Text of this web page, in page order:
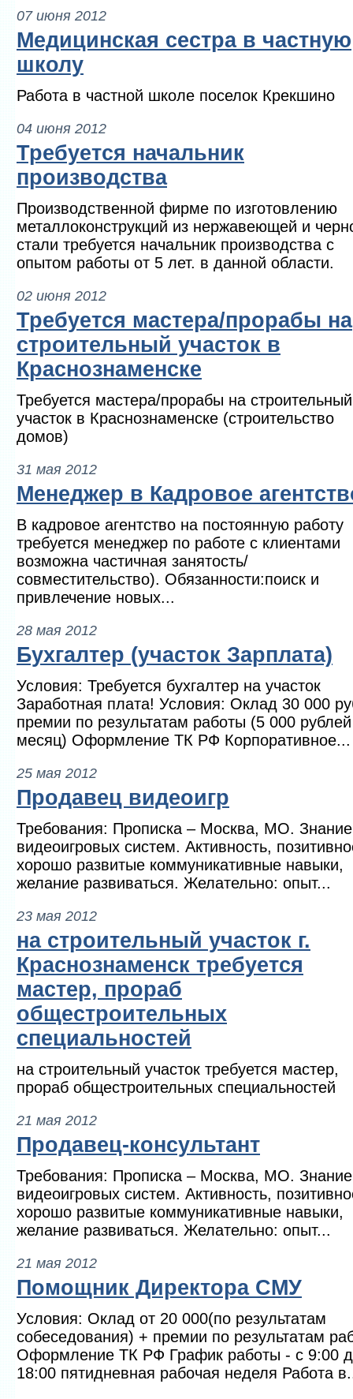
07 июня 2012
Медицинская сестра в частную
школу
Работа в частной школе поселок Крекшино
04 июня 2012
Требуется начальник
производства
Производственной фирме по изготовлению
металлоконструкций из нержавеющей и
стали требуется начальник производства с
опытом работы от 5 лет. в данной области.
02 июня 2012
Требуется мастера/прорабы на
строительный участок в
Краснознаменске
Требуется мастера/прорабы на строительный
участок в Краснознаменске (строительство
домов)
31 мая 2012
Менеджер в Кадровое
В кадровое агентство на постоянную работу
требуется менеджер по работе с клиентами
возможна частичная занятость/
совместительство). Обязанности:поиск и
привлечение новых...
28 мая 2012
Бухгалтер (участок Зарплата)
Условия: Требуется бухгалтер на участок
Заработная плата! Условия: Оклад 30 000
премии по результатам работы (5 000
месяц) Оформление ТК РФ Корпоративное...
25 мая 2012
Продавец видеоигр
Требования: Прописка – Москва, МО. Знание
видеоигровых систем. Активность,
хорошо развитые коммуникативные навыки,
желание развиваться. Желательно: опыт...
23 мая 2012
на строительный участок г.
Краснознаменск требуется
мастер, прораб
общестроительных
специальностей
на строительный участок требуется мастер,
прораб общестроительных специальностей
21 мая 2012
Продавец-консультант
Требования: Прописка – Москва, МО. Знание
видеоигровых систем. Активность,
хорошо развитые коммуникативные навыки,
желание развиваться. Желательно: опыт...
21 мая 2012
Помощник Директора СМУ
Условия: Оклад от 20 000(по результатам
собеседования) + премии по результатам
Оформление ТК РФ График работы - с 9:00
18:00 пятидневная рабочая неделя Работа